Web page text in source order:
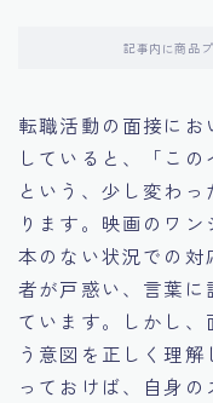
14.キャリアアップ
15.職場適応力をア
16.エージェントと
17.面接でブランク
記事内に商品
転職活動の面接に
していると、「この
という、少し変わ
ります。映画のワ
本のない状況での
者が戸惑い、言葉
ています。しかし
う意図を正しく理
っておけば、自身